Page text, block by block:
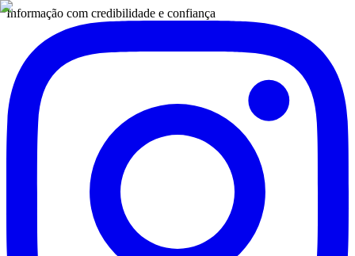
Informação com credibilidade e confiança